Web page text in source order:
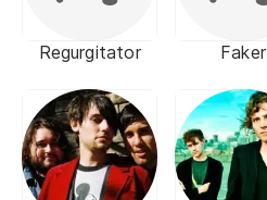
Regurgitator Faker